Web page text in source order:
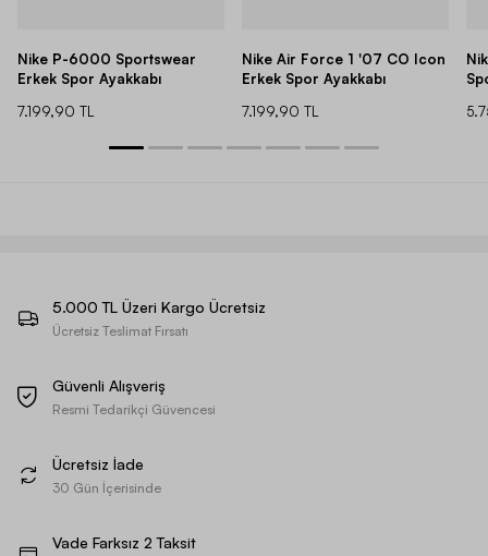
Nike P-6000 Sportswear
Erkek Spor Ayakkabı
7.199,90 TL
Nike Air Force 1 '07 CO Icon
Erkek Spor Ayakkabı
7.199,90 TL
5.000 TL Üzeri Kargo Ücretsiz
Ücretsiz Teslimat Fırsatı
Güvenli Alışveriş
Resmi Tedarikçi Güvencesi
Ücretsiz İade
30 Gün İçerisinde
Vade Farksız 2 Taksit